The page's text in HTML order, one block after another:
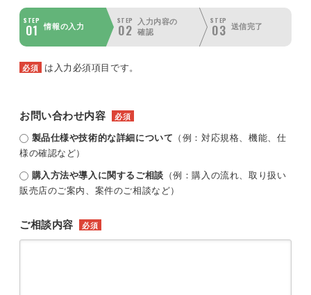
STEP
01 情報の入力
STEP
02
入力内容の
確認
STEP
03 送信完了
必須 は入力必須項目です。
お問い合わせ内容 必須
製品仕様や技術的な詳細について （例：対応規格、機能、仕
様の確認など）
購入方法や導入に関するご相談 （例：購入の流れ、取り扱い
販売店のご案内、案件のご相談など）
ご相談内容 必須